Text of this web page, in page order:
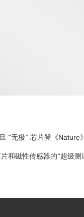
“无极” 芯片登《Nature
和磁性传感器的“超级